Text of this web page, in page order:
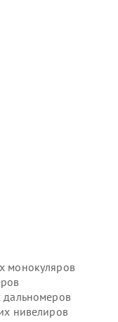
монокуляров
нивелиров